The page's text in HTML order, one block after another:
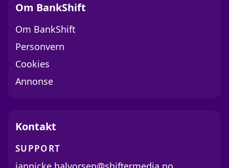
Om BankShift
Om BankShift
Personvern
Cookies
Annonse
Kontakt
SUPPORT